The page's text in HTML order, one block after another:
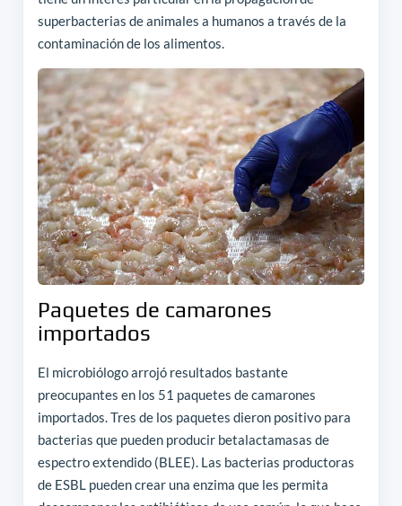
superbacterias de animales a humanos a través de la
contaminación de los alimentos.
Paquetes de camarones
importados
El microbiólogo arrojó resultados bastante
preocupantes en los 51 paquetes de camarones
importados. Tres de los paquetes dieron positivo para
bacterias que pueden producir betalactamasas de
espectro extendido (BLEE). Las bacterias productoras
de ESBL pueden crear una enzima que les permita